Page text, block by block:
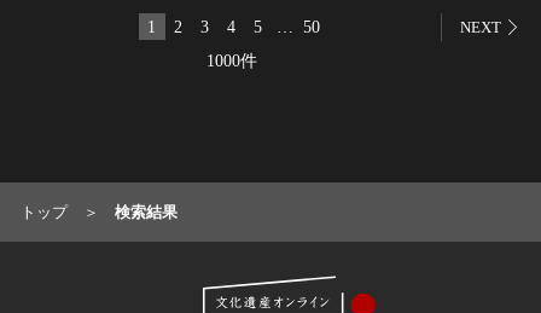
1000件
1 2 3 4 5 50 NEXT
その他
名勝
トップ 検索結果